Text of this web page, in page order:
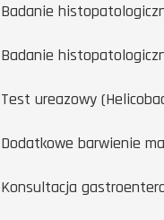
Badanie
Badanie
Test ureazowy
Dodatkowe barwienie
Konsultacja